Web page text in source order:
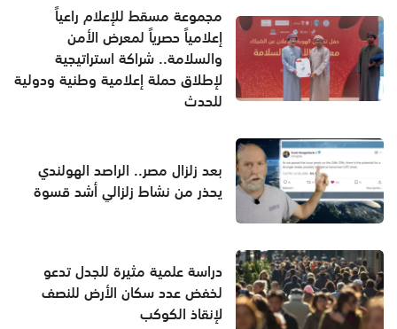
مجموعة مسقط للإعلام راعياً
إعلامياً حصرياً لمعرض الأمن
والسلامة.. شراكة استراتيجية
لإطلاق حملة إعلامية وطنية ودولية
للحدث
بعد زلزال مصر.. الراصد الهولندي
يحذر من نشاط زلزالي أشد قسوة
دراسة علمية مثيرة للجدل تدعو
لخفض عدد سكان الأرض للنصف
لإنقاذ الكوكب